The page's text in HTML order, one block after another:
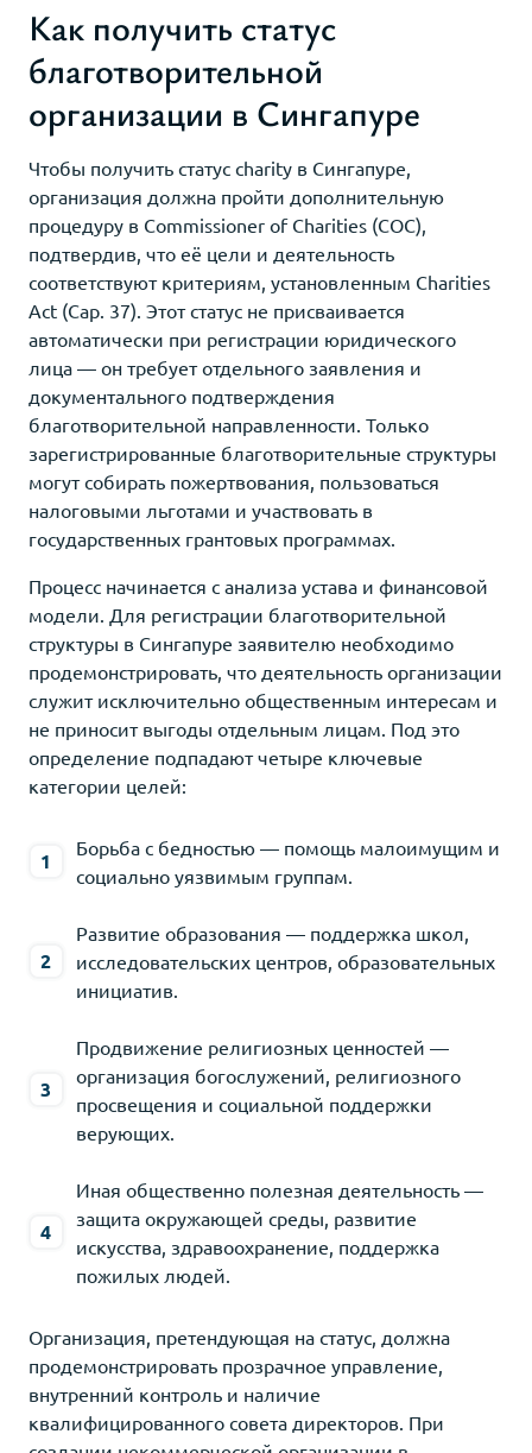
Как получить статус
благотворительной
организации в Сингапуре
Чтобы получить статус charity в Сингапуре,
организация должна пройти дополнительную
процедуру в Commissioner of Charities (COC),
подтвердив, что её цели и деятельность
соответствуют критериям, установленным Charities
Act (Cap. 37). Этот статус не присваивается
автоматически при регистрации юридического
лица — он требует отдельного заявления и
документального подтверждения
благотворительной направленности. Только
зарегистрированные благотворительные структуры
могут собирать пожертвования, пользоваться
налоговыми льготами и участвовать в
государственных грантовых программах.
Процесс начинается с анализа устава и финансовой
модели. Для регистрации благотворительной
структуры в Сингапуре заявителю необходимо
продемонстрировать, что деятельность организации
служит исключительно общественным интересам и
не приносит выгоды отдельным лицам. Под это
определение подпадают четыре ключевые
категории целей:
Борьба с бедностью — помощь малоимущим и
социально уязвимым группам.
Развитие образования — поддержка школ,
исследовательских центров, образовательных
инициатив.
Продвижение религиозных ценностей —
организация богослужений, религиозного
просвещения и социальной поддержки
верующих.
Иная общественно полезная деятельность —
защита окружающей среды, развитие
искусства, здравоохранение, поддержка
пожилых людей.
Организация, претендующая на статус, должна
продемонстрировать прозрачное управление,
внутренний контроль и наличие
квалифицированного совета директоров. При